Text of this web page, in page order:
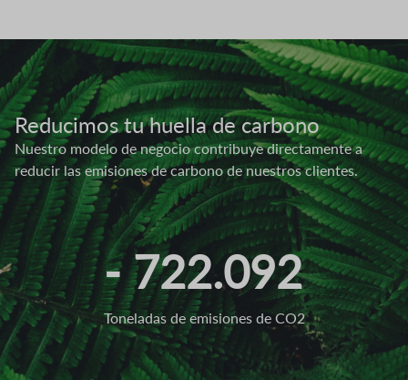
Imagen
Reducimos tu huella de carbono
Nuestro modelo de negocio contribuye directamente a
reducir las emisiones de carbono de nuestros clientes.
- 722.092
Toneladas de emisiones de CO2